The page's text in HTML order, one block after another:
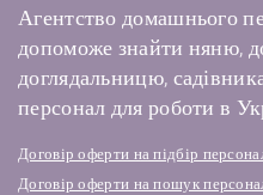
Агентство домашнього
допоможе знайти няню,
доглядальницю,
персонал для роботи в
Договір оферти на підбір
Договір оферти на пошук